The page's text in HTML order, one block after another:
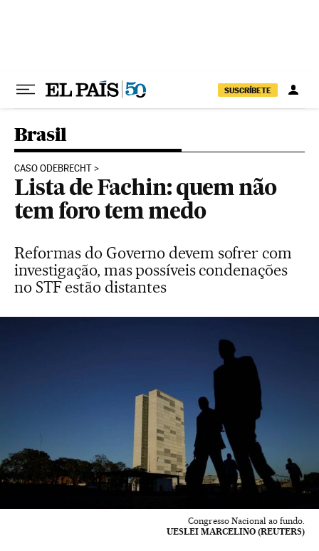
SUSCRÍBETE
Brasil
CASO ODEBRECHT
Lista de Fachin: quem não
tem foro tem medo
Reformas do Governo devem sofrer com
investigação, mas possíveis condenações
no STF estão distantes
Congresso Nacional ao fundo.
UESLEI MARCELINO (REUTERS)